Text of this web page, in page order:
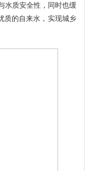
水质安全性，同时也缓
质的自来水，实现城乡